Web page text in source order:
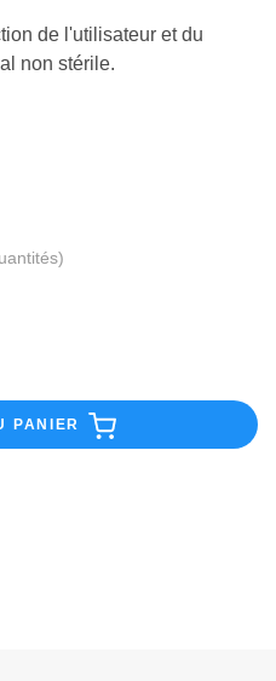
de l'utilisateur et du
non stérile.
PANIER